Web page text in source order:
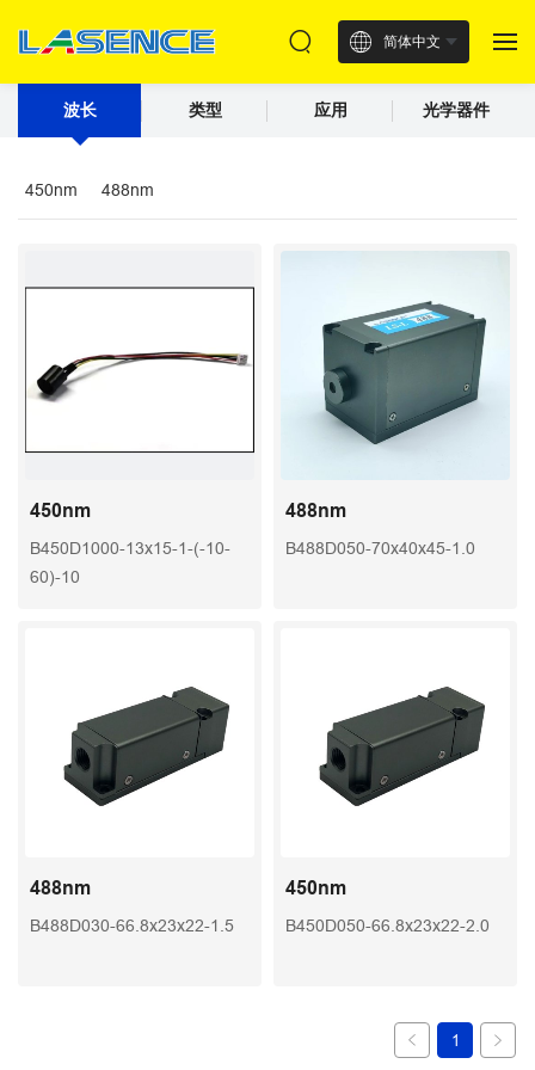
简体中文
波长 类型 应用 光学器件
450nm 488nm
450nm
B450D1000-13x15-1-(-10-
60)-10
488nm
B488D050-70x40x45-1.0
488nm
B488D030-66.8x23x22-1.5
450nm
B450D050-66.8x23x22-2.0
1